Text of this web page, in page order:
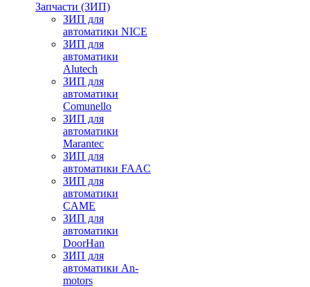
Запчасти (ЗИП)
ЗИП для
автоматики NICE
ЗИП для
автоматики
Alutech
ЗИП для
автоматики
Comunello
ЗИП для
автоматики
Marantec
ЗИП для
автоматики FAAC
ЗИП для
автоматики
CAME
ЗИП для
автоматики
DoorHan
ЗИП для
автоматики An-
motors